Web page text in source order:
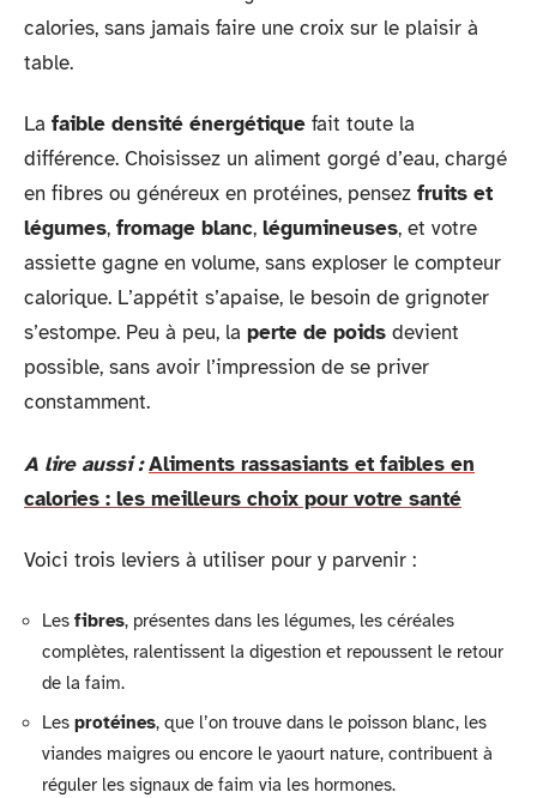
calories, sans jamais faire une croix sur le plaisir à
table.
La faible densité énergétique fait toute la
différence. Choisissez un aliment gorgé d’eau, chargé
en fibres ou généreux en protéines, pensez fruits et
légumes, fromage blanc, légumineuses, et votre
assiette gagne en volume, sans exploser le compteur
calorique. L’appétit s’apaise, le besoin de grignoter
s’estompe. Peu à peu, la perte de poids devient
possible, sans avoir l’impression de se priver
constamment.
A lire aussi : Aliments rassasiants et faibles en
calories : les meilleurs choix pour votre santé
Voici trois leviers à utiliser pour y parvenir :
Les fibres, présentes dans les légumes, les céréales
complètes, ralentissent la digestion et repoussent le retour
de la faim.
Les protéines, que l’on trouve dans le poisson blanc, les
viandes maigres ou encore le yaourt nature, contribuent à
réguler les signaux de faim via les hormones.